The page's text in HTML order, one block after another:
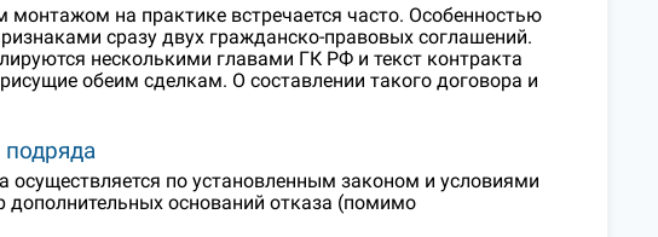
на практике встречается часто. Особенностью
сразу двух гражданско-правовых соглашений.
несколькими главами ГК РФ и текст контракта
обеим сделкам. О составлении такого договора и
подряда
осуществляется по установленным законом и условиями
оснований отказа (помимо